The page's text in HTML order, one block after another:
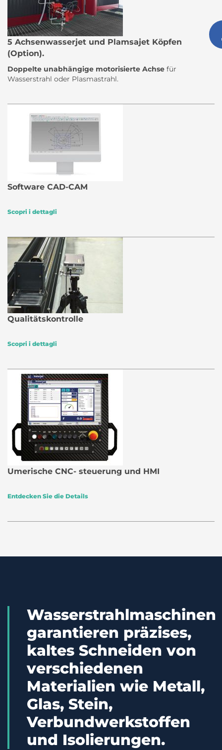
5 Achsenwasserjet und Plamsajet Köpfen
(Option).
Doppelte unabhängige motorisierte Achse für
Wasserstrahl oder Plasmastrahl.
Software CAD-CAM
Scopri i dettagli
Qualitätskontrolle
Scopri i dettagli
Umerische CNC- steuerung und HMI
Entdecken Sie die Details
Wasserstrahlmaschinen
garantieren präzises,
kaltes Schneiden von
verschiedenen
Materialien wie Metall,
Glas, Stein,
Verbundwerkstoffen
und Isolierungen.